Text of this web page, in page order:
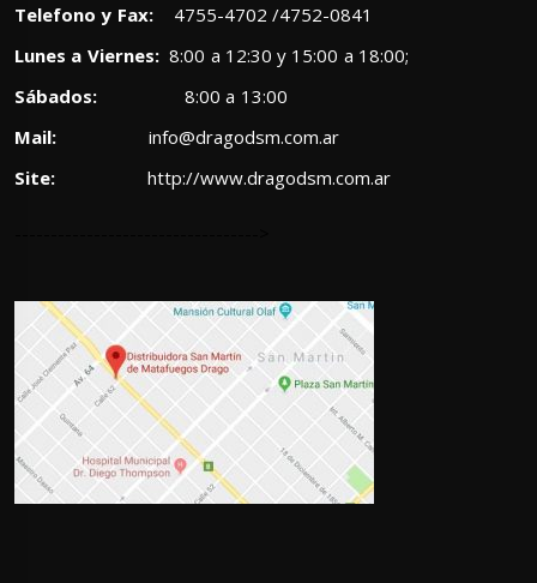
Telefono y Fax:4755-4702 /4752-0841
Lunes a Viernes:8:00 a 12:30 y 15:00 a 18:00;
Sábados: 8:00 a 13:00
Mail:
info@dragodsm.com.ar
Site:
http://www.dragodsm.com.ar